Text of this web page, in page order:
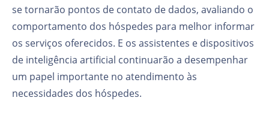
se tornarão pontos de contato de dados, avaliando o
comportamento dos hóspedes para melhor informar
os serviços oferecidos. E os assistentes e dispositivos
de inteligência artificial continuarão a desempenhar
um papel importante no atendimento às
necessidades dos hóspedes.